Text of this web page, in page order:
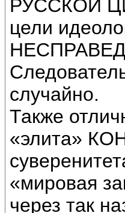
РУССКОЙ
цели
случайно.
Также
«элита»
«мировая
через так